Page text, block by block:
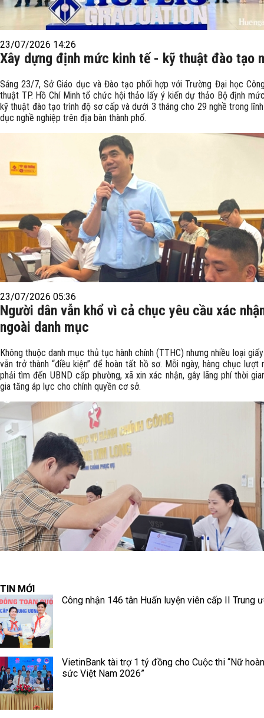
23/07/2026 14:26
Xây dựng định mức kinh tế - kỹ thuật đào tạo
Sáng 23/7, Sở Giáo dục và Đào tạo phối hợp với Trường Đại học
thuật TP. Hồ Chí Minh tổ chức hội thảo lấy ý kiến dự thảo Bộ định
kỹ thuật đào tạo trình độ sơ cấp và dưới 3 tháng cho 29 nghề trong
dục nghề nghiệp trên địa bàn thành phố.
23/07/2026 05:36
Người dân vẫn khổ vì cả chục yêu cầu xác
ngoài danh mục
Không thuộc danh mục thủ tục hành chính (TTHC) nhưng nhiều loại
vẫn trở thành “điều kiện” để hoàn tất hồ sơ. Mỗi ngày, hàng chục lượt
phải tìm đến UBND cấp phường, xã xin xác nhận, gây lãng phí thời
gia tăng áp lực cho chính quyền cơ sở.
TIN MỚI
Công nhận 146 tân Huấn luyện viên cấp II Trung
VietinBank tài trợ 1 tỷ đồng cho Cuộc thi “Nữ
sức Việt Nam 2026”